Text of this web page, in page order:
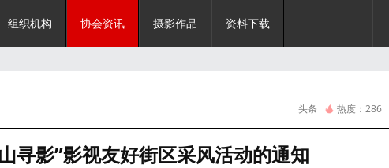
组织机构 协会资讯 摄影作品 资料下载
头条 热度： 286
寻影”影视友好街区采风活动的通知